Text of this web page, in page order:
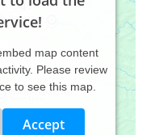
map content
Please review
to see this map.
Accept